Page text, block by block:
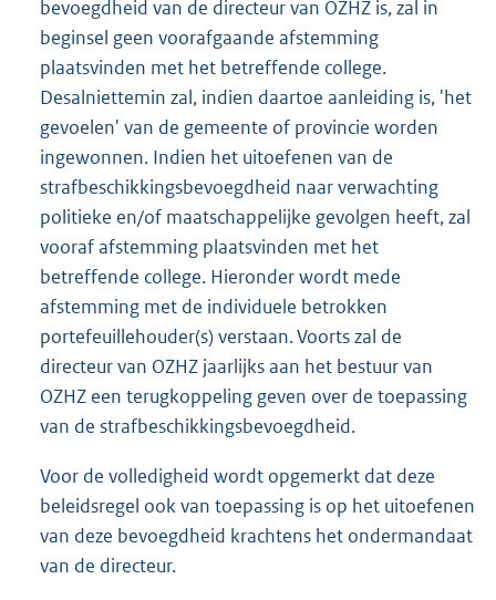
bevoegdheid van de directeur van OZHZ is, zal in
beginsel geen voorafgaande afstemming
plaatsvinden met het betreffende college.
Desalniettemin zal, indien daartoe aanleiding is, 'het
gevoelen' van de gemeente of provincie worden
ingewonnen. Indien het uitoefenen van de
strafbeschikkingsbevoegdheid naar verwachting
politieke en/of maatschappelijke gevolgen heeft, zal
vooraf afstemming plaatsvinden met het
betreffende college. Hieronder wordt mede
afstemming met de individuele betrokken
portefeuillehouder(s) verstaan. Voorts zal de
directeur van OZHZ jaarlijks aan het bestuur van
OZHZ een terugkoppeling geven over de toepassing
van de strafbeschikkingsbevoegdheid.
Voor de volledigheid wordt opgemerkt dat deze
beleidsregel ook van toepassing is op het uitoefenen
van deze bevoegdheid krachtens het ondermandaat
van de directeur.